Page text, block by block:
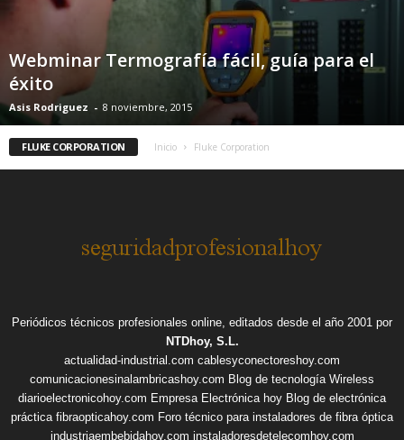
Webminar Termografía fácil, guía para el
éxito
Asis Rodriguez - 8 noviembre, 2015
FLUKE CORPORATION Inicio Fluke Corporation
Periódicos técnicos profesionales online, editados desde el año 2001 por
NTDhoy, S.L.
actualidad-industrial.com cablesyconectoreshoy.com
comunicacionesinalambricashoy.com Blog de tecnología Wireless
diarioelectronicohoy.com Empresa Electrónica hoy Blog de electrónica
práctica fibraopticahoy.com Foro técnico para instaladores de fibra óptica
industriaembebidahoy.com instaladoresdetelecomhoy.com